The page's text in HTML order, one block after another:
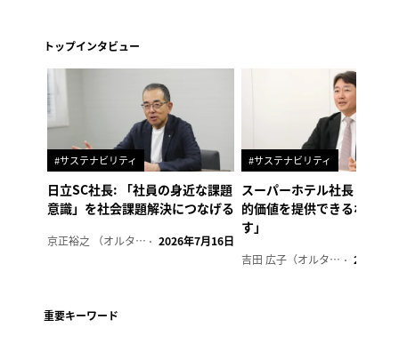
トップインタビュー
#サステナビリティ
日立SC社長: 「社員の身近な課題
意識」を社会課題解決につなげる
京正裕之 （オルタナ副編集長） 2026年7月16日
#サステナビリティ
スーパーホテル社長「地域
的価値を提供できるホテル
す」
吉田 広子（オルタナ輪番編集長） 2026年6
重要キーワード